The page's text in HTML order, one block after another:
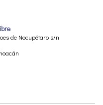
de Nocupétaro s/n